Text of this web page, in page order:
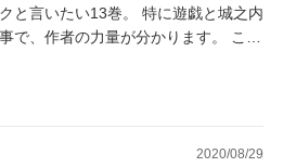
と言いたい13巻。 特に遊戯と城之内
で、作者の力量が分かります。 この
多いのではない...
2020/08/29